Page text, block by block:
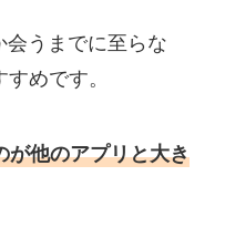
会うまでに至らな
めです。
が他のアプリと大き